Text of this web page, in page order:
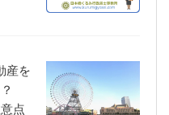
産を
？
点